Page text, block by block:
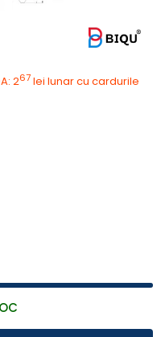
267lei lunar cu cardurile